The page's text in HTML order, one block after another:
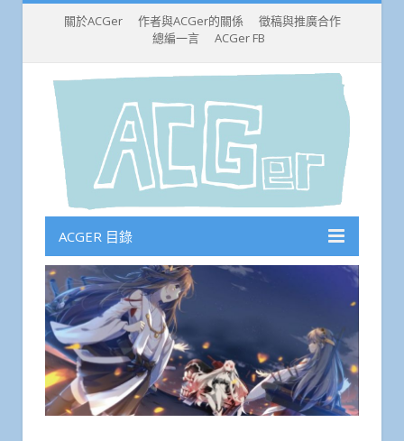
關於ACGer 作者與ACGer的關係
徵稿與推廣合作
總編一言
ACGer FB
ACGER 目錄